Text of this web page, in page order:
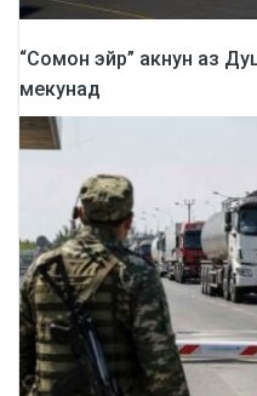
“Сомон эйр” акнун аз
мекунад